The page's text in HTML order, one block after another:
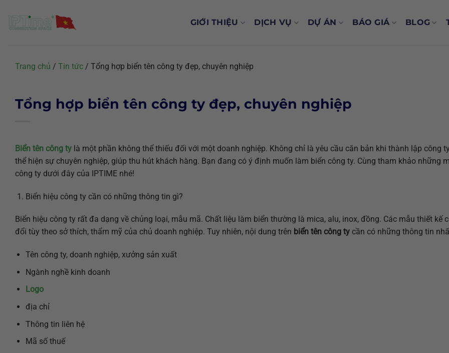
đến
GIỚI THIỆU DỊCH VỤ DỰ ÁN BÁO GIÁ BLOG
Trang chủ / Tin tức / Tổng hợp biển tên công ty đẹp, chuyên nghiệp
Tổng hợp biển tên công ty đẹp, chuyên nghiệp
Biển tên công ty là một phần không thể thiếu đối với một doanh nghiệp. Không chỉ là yêu cầu căn bản khi thành lập công
thể hiện sự chuyên nghiệp, giúp thu hút khách hàng. Bạn đang có ý định muốn làm biển công ty. Cùng tham khảo những
công ty dưới đây của IPTIME nhé!
Biển hiệu công ty cần có những thông tin gì?
Biển hiệu công ty rất đa dạng về chủng loại, mẫu mã. Chất liệu làm biển thường là mica, alu, inox, đồng. Các mẫu thiết kế
đổi tùy theo sở thích, thẩm mỹ của chủ doanh nghiệp. Tuy nhiên, nội dung trên biển tên công ty cần có những thông tin
Tên công ty, doanh nghiệp, xưởng sản xuất
Ngành nghề kinh doanh
Logo
địa chỉ
Thông tin liên hệ
Mã số thuế